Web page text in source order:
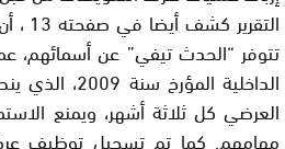
تتوفر “الحدث تيفي” عن أسمائهم،
الداخلية
العرضي كل ثلاثة أشهر، ويمنع
مهامهم. كما تم تسجيل توظيف